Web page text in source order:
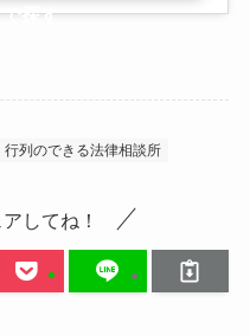
で探す
行列のできる法律相談所
してね！